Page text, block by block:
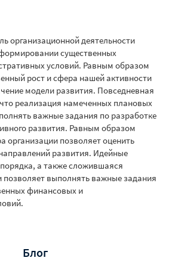
организационной деятельности
существенных
условий. Равным образом
рост и сфера нашей активности
модели развития. Повседневная
реализация намеченных плановых
важные задания по разработке
развития. Равным образом
организации позволяет оценить
развития. Идейные
а также сложившаяся
позволяет выполнять важные задания
финансовых и
Блог